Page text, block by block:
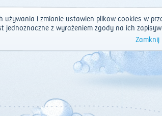
używania i zmianie ustawień plików cookies w
z wyrażeniem zgody na ich
Zamknij